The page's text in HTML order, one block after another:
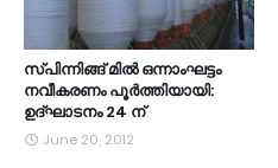
സ്പിന്നിങ്ങ് മില്‍ ഒന്നാംഘട്ടം
നവീകരണം പൂര്‍ത്തിയായി:
ഉദ്ഘാടനം 24 ന്
June 20, 2012